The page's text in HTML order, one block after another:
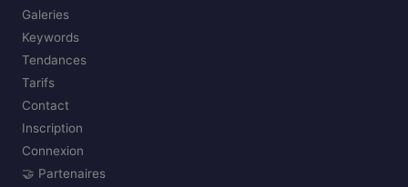
Galeries
Keywords
Tendances
Tarifs
Contact
Inscription
Connexion
🤝 Partenaires